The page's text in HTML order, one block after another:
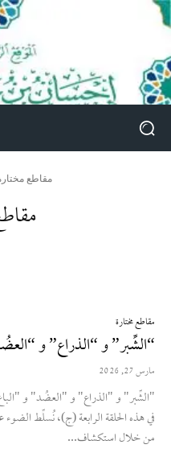
مقاطع
مقاطع مختارة
“الشِّبر” و “الذراع” و
مارس 27, 2026
في هذه الحلقة الرابعة (ج)، نُسلِّط الضوء
من خلال استكشاف...